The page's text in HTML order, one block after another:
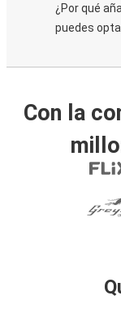
¿Por qué
puedes
Con la